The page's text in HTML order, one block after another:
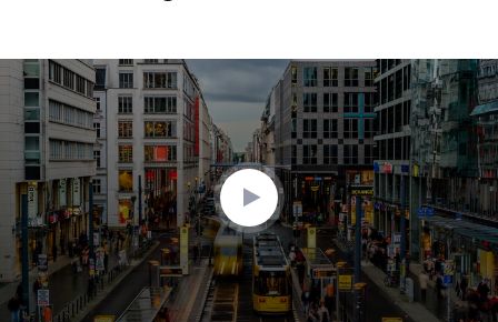
seconds
minutes,
seconds